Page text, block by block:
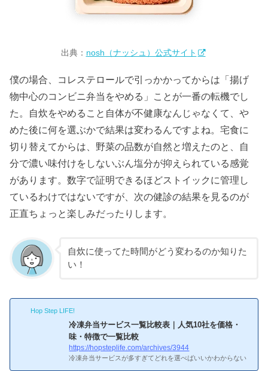
出典： nosh（ナッシュ）公式サイト
僕の場合、コレステロールで引っかかってからは「揚げ
物中心のコンビニ弁当をやめる」ことが一番の転機でし
た。自炊をやめること自体が不健康なんじゃなくて、や
めた後に何を選ぶかで結果は変わるんですよね。宅食に
切り替えてからは、野菜の品数が自然と増えたのと、自
分で濃い味付けをしないぶん塩分が抑えられている感覚
があります。数字で証明できるほどストイックに管理し
ているわけではないですが、次の健診の結果を見るのが
正直ちょっと楽しみだったりします。
自炊に使ってた時間がどう変わるのか知りた
い！
Hop Step LIFE!
冷凍弁当サービス一覧比較表｜人気10社を価格・
味・特徴で一覧比較
https://hopsteplife.com/archives/3944
冷凍弁当サービスが多すぎてどれを選べばいいかわからない